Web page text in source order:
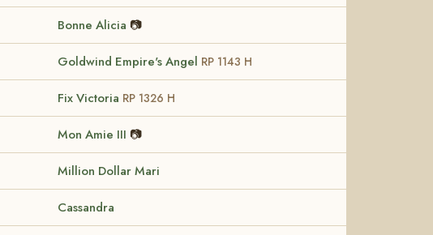
Bonne Alicia 📷
Goldwind Empire's Angel RP 1143 H
Fix Victoria RP 1326 H
Mon Amie III 📷
Million Dollar Mari
Cassandra